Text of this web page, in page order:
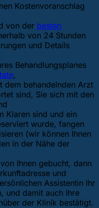
Kostenvoranschlag
von der besten
von 24 Stunden
und Details
Behandlungsplanes
,
dem behandelnden Arzt
sind, Sie sich mit den
Klaren sind und ein
wurde, fangen
(wir können Ihnen
in der Nähe der
Ihnen gebucht, dann
und
Assistentin Ihr
und damit auch Ihre
der Klinik bestätigt.